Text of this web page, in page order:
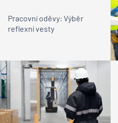
Pracovní oděvy: Výběr
reflexní vesty